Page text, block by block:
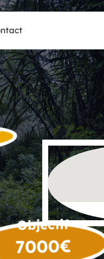
Objectif
7000€